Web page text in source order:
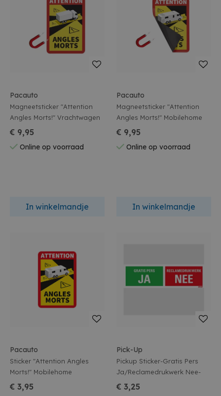
Pacauto
Magneetsticker "Attention
Angles Morts!" Vrachtwagen
€ 9,95
Online op voorraad
In winkelmandje
Pacauto
Magneetsticker "Attention
Angles Morts!" Mobilehome
€ 9,95
Online op voorraad
In winkelmandje
Pacauto
Sticker "Attention Angles
Morts!" Mobilehome
€ 3,95
Pick-Up
Pickup Sticker-Gratis Pers
Ja/Reclamedrukwerk Nee-
€ 3,25